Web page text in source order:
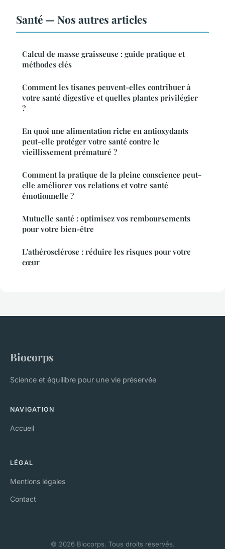
Santé — Nos autres articles
Calcul de masse graisseuse : guide pratique et
méthodes clés
Comment les tisanes peuvent-elles contribuer à
votre santé digestive et quelles plantes privilégier
?
En quoi une alimentation riche en antioxydants
peut-elle protéger votre santé contre le
vieillissement prématuré ?
Comment la pratique de la pleine conscience peut-
elle améliorer vos relations et votre santé
émotionnelle ?
Mutuelle santé : optimisez vos remboursements
pour votre bien-être
L'athérosclérose : réduire les risques pour votre
cœur
Biocorps
Science et équilibre pour une vie préservée
NAVIGATION
Accueil
LÉGAL
Mentions légales
Contact
© 2026 Biocorps. Tous droits réservés.